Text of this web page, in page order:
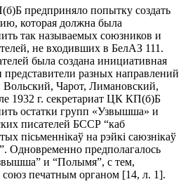
предприняло попытку создать
которая должна была
так называемых союзников и
не входивших в БелАЗ 111.
была создана инициативная
разных направлений
Вольский, Чарот, Лимановский,
1932 г. секретариат ЦК КП(б)Б
остатки групп «Узвышша» и
писателей БССР “каб
пісьменнікаў на рэйкі саюзнікаў
Одновременно предполагалось
и “Полымя”, с тем,
печатным органом [14, л. 1].